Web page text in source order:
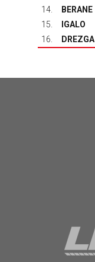
14.
BERANE
15.
IGALO
16.
DREZGA